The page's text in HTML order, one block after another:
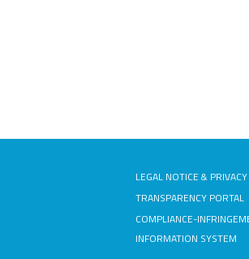
LEGAL NOTICE &
TRANSPARENCY PORTAL
COMPLIANCE-
INFORMATION SYSTEM